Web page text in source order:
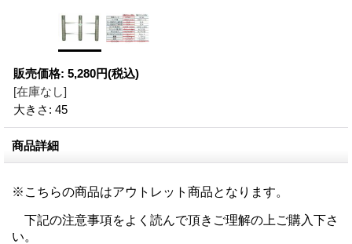
販売価格: 5,280円(税込)
[在庫なし]
大きさ : 45
商品詳細
※こちらの商品はアウトレット商品となります。
下記の注意事項をよく読んで頂きご理解の上ご購入下さ
い。